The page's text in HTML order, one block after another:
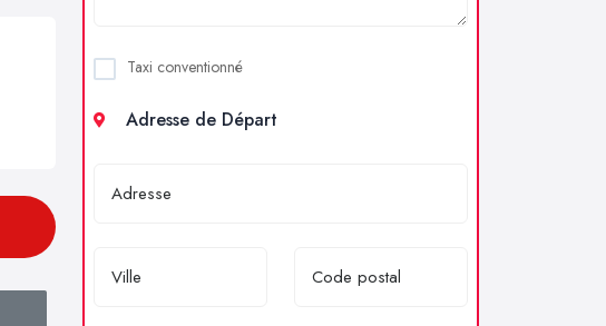
Taxi conventionné
Adresse de Départ